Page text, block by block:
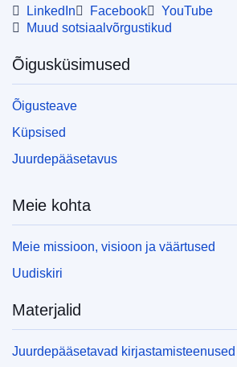
LinkedIn Facebook
YouTube
Muud sotsiaalvõrgustikud
Õigusküsimused
Õigusteave
Küpsised
Juurdepääsetavus
Meie kohta
Meie missioon, visioon ja väärtused
Uudiskiri
Materjalid
Juurdepääsetavad kirjastamisteenused